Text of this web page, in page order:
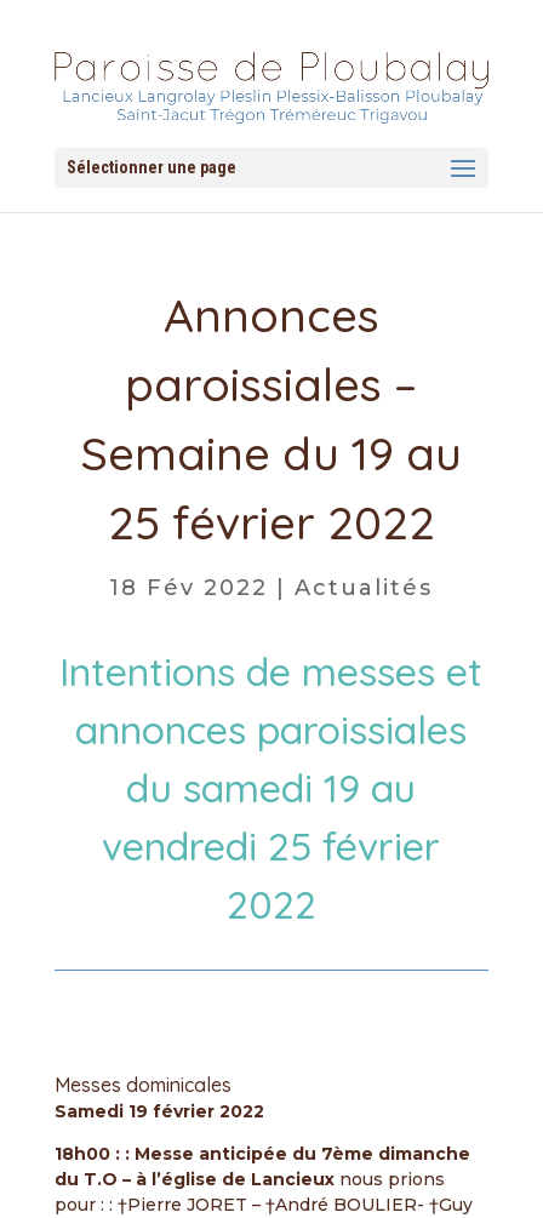
Sélectionner une page
Annonces
paroissiales –
Semaine du 19 au
25 février 2022
18 Fév 2022 |Actualités
Intentions de messes et
annonces paroissiales
du samedi 19 au
vendredi 25 février
2022
Messes dominicales
Samedi 19 février 2022
18h00 : : Messe anticipée du 7ème dimanche
du T.O – à l’église de Lancieux nous prions
pour : : †Pierre JORET – †André BOULIER- †Guy